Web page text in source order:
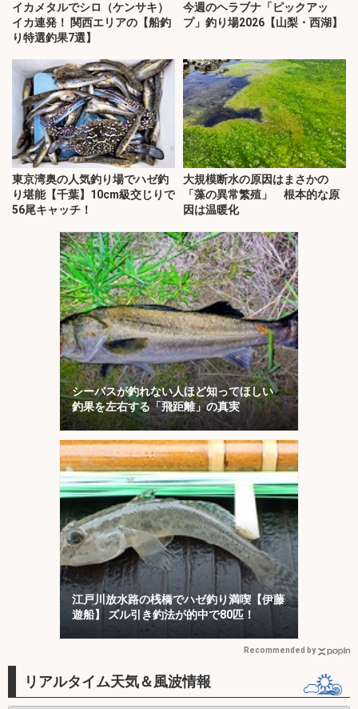
イカメタルでシロ（ケンサキ）
イカ連発！ 関西エリアの【船釣
り特選釣果7選】
今週のヘラブナ「ピックアッ
プ」釣り場2026【山梨・西湖】
東京湾奥の人気釣り場でハゼ釣
り堪能【千葉】10cm級交じりで
56尾キャッチ！
大規模断水の原因はまさかの
「藻の異常繁殖」 根本的な原
因は温暖化
シーバスが釣れない人ほど知ってほしい
釣果を左右する「飛距離」の真実
江戸川放水路の桟橋でハゼ釣り満喫【伊藤
遊船】 ズル引き釣法が的中で80匹！
Recommended by
リアルタイム天気＆風波情報